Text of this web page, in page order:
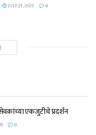
JULY 23, 2025 0
एकजुटीचे प्रदर्शन
0